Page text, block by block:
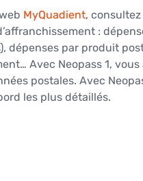
MyQuadient,
:
dépenses par produit
Avec Neopass 1,
postales. Avec
les plus détaillés.